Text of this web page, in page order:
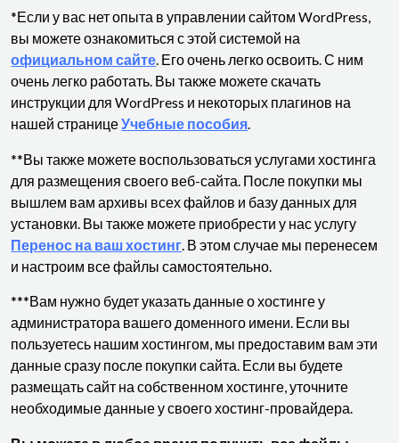
*Если у вас нет опыта в управлении сайтом WordPress,
вы можете ознакомиться с этой системой на
официальном сайте. Его очень легко освоить. С ним
очень легко работать. Вы также можете скачать
инструкции для WordPress и некоторых плагинов на
нашей страницеУчебные пособия.
**Вы также можете воспользоваться услугами хостинга
для размещения своего веб-сайта. После покупки мы
вышлем вам архивы всех файлов и базу данных для
установки. Вы также можете приобрести у нас услугу
Перенос на ваш хостинг. В этом случае мы перенесем
и настроим все файлы самостоятельно.
***Вам нужно будет указать данные о хостинге у
администратора вашего доменного имени. Если вы
пользуетесь нашим хостингом, мы предоставим вам эти
данные сразу после покупки сайта. Если вы будете
размещать сайт на собственном хостинге, уточните
необходимые данные у своего хостинг-провайдера.